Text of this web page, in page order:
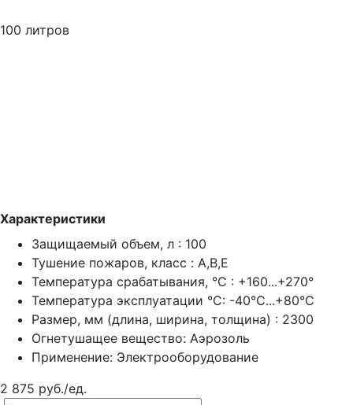
100 литров
Характеристики
Защищаемый объем, л : 100
Тушение пожаров, класс : A,B,E
Температура срабатывания, °C : +160...+270°
Температура эксплуатации °C: -40°C...+80°C
Размер, мм (длина, ширина, толщина) : 2300
Огнетушащее вещество: Аэрозоль
Применение: Электрооборудование
2 875 руб./ед.